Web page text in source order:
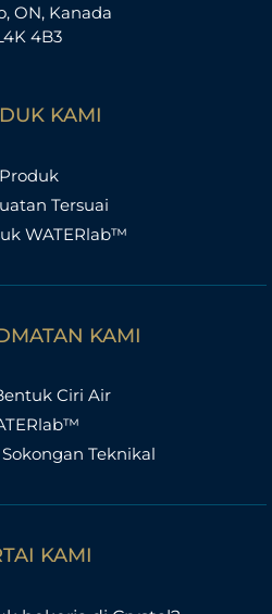
ON, Kanada
4B3
KAMI
Produk
Tersuai
WATERlab™
KAMI
Ciri Air
Teknikal
KAMI